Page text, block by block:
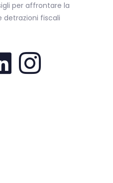
per affrontare la
fiscali